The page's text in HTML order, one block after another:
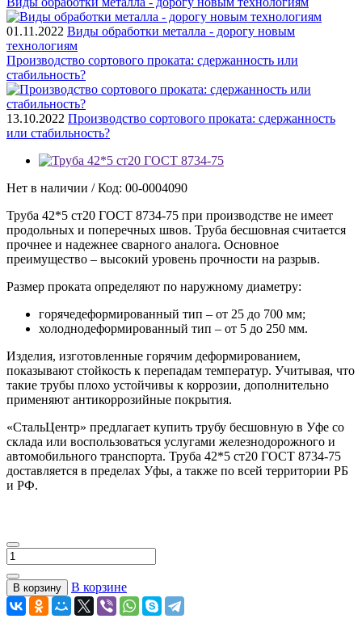
01.11.2022 Виды обработки металла - дорогу новым
технологиям
Производство сортового проката: сдержанность или
стабильность?
13.10.2022 Производство сортового проката: сдержанность
или стабильность?
Нет в наличии / Код: 00-0004090
Труба 42*5 ст20 ГОСТ 8734-75 при производстве не имеет
продольных и поперечных швов. Труба бесшовная считается
прочнее и надежнее сварного аналога. Основное
преимущество – высокий уровень прочности на разрыв.
Размер проката определяют по наружному диаметру:
горячедеформированный тип – от 25 до 700 мм;
холоднодеформированный тип – от 5 до 250 мм.
Изделия, изготовленные горячим деформированием,
показывают стойкость к перепадам температур. Учитывая, что
такие трубы плохо устойчивы к коррозии, дополнительно
применяют антикоррозийные покрытия.
«СтальЦентр» предлагает купить трубу бесшовную в Уфе со
склада или воспользоваться услугами железнодорожного и
автомобильного транспорта. Труба 42*5 ст20 ГОСТ 8734-75
доставляется в пределах Уфы, а также по всей территории РБ
и РФ.
В корзину В корзине